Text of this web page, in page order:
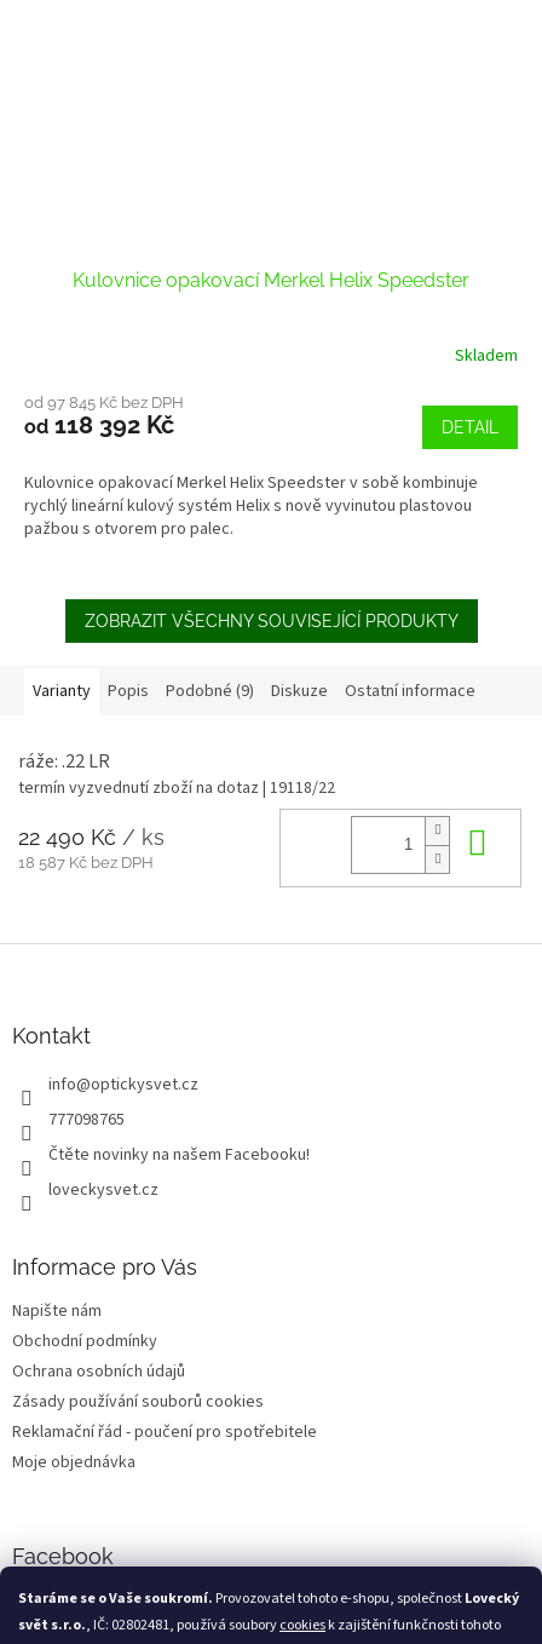
Staráme se o Vaše soukromí. Provozovatel tohoto e-shopu, společnostLovecký
svět s.r.o., IČ: 02802481, používá souborycookiesk zajištění funkčnosti tohoto
Kulovnice opakovací Merkel Helix Speedster
Skladem
od 97 845 Kč bez DPH
od 118 392 Kč DETAIL
Kulovnice opakovací Merkel Helix Speedster v sobě kombinuje
rychlý lineární kulový systém Helix s nově vyvinutou plastovou
pažbou s otvorem pro palec.
ZOBRAZIT VŠECHNY SOUVISEJÍCÍ PRODUKTY
Varianty Popis Podobné (9) Diskuze Ostatní informace
ráže: .22 LR
termín vyzvednutí zboží na dotaz | 19118/22
22 490 Kč / ks
18 587 Kč bez DPH
Kontakt
info@optickysvet.cz
777098765
Čtěte novinky na našem Facebooku!
loveckysvet.cz
Informace pro Vás
Napište nám
Obchodní podmínky
Ochrana osobních údajů
Zásady používání souborů cookies
Reklamační řád - poučení pro spotřebitele
Moje objednávka
Facebook